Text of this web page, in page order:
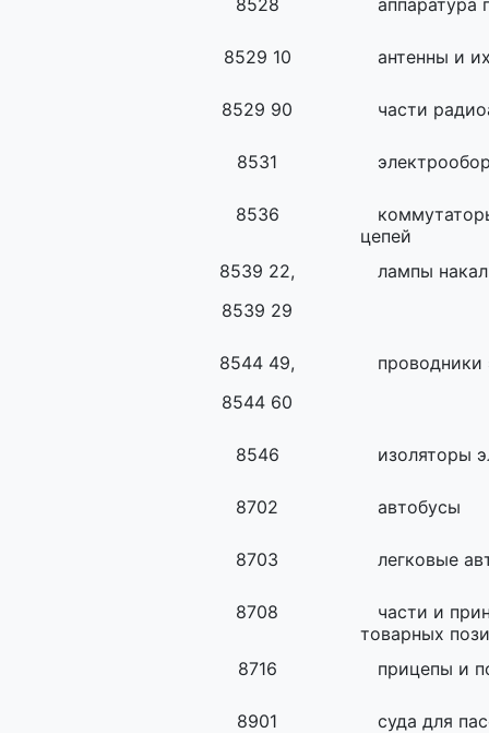
8528 аппаратура
8529 10 антенны и
8529 90 части
8531
8536
цепей
8539 22,
8539 29
лампы
8544 49,
8544 60
проводники
8546 изоляторы
8702 автобусы
8703 легковые
8708
части и
товарных
8716
прицепы и
8901 суда для